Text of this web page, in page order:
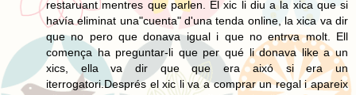
restaruant mentres que parlen. El xic li diu a la xica que si
havía eliminat una"cuenta" d'una tenda online, la xica va dir
que no pero que donava igual i que no entrva molt. Ell
comença ha preguntar-li que per qué li donava like a un
xics, ella va dir que que era aixó si era un
iterrogatori.Després el xic li va a comprar un regal i apareix